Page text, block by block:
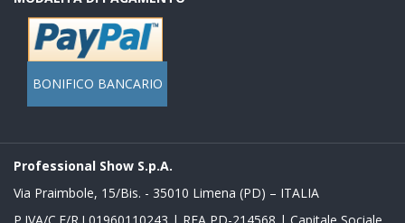
BONIFICO BANCARIO
Professional Show S.p.A.
Via Praimbole, 15/Bis. - 35010 Limena (PD) – ITALIA